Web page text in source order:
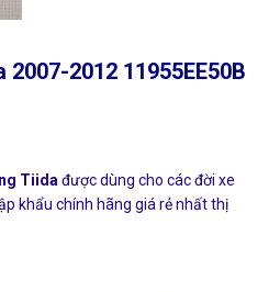
2012 11955EE50B
Tiida được dùng cho các đời xe
khẩu chính hãng giá rẻ nhất thị